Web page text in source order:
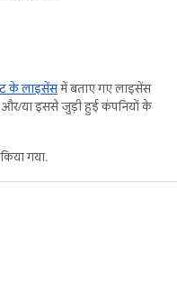
के लाइसेंसमें बताए गए लाइसेंस
या इससे जुड़ी हुई कंपनियों के
गया.